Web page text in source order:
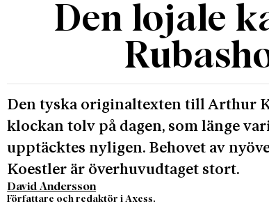
Den lojale
Den tyska originaltexten till Arthur
klockan tolv på dagen, som länge
upptäcktes nyligen. Behovet av
Koestler är överhuvudtaget stort.
David Andersson
Författare och redaktör i Axess.